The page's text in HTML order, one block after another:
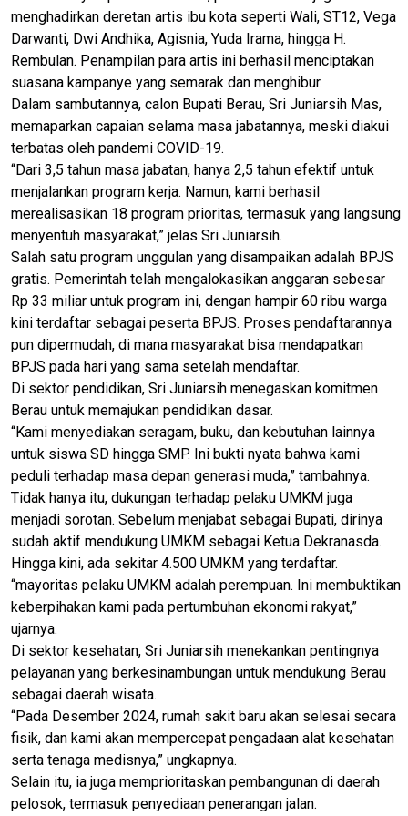
menghadirkan deretan artis ibu kota seperti Wali, ST12, Vega
Darwanti, Dwi Andhika, Agisnia, Yuda Irama, hingga H.
Rembulan. Penampilan para artis ini berhasil menciptakan
suasana kampanye yang semarak dan menghibur.
Dalam sambutannya, calon Bupati Berau, Sri Juniarsih Mas,
memaparkan capaian selama masa jabatannya, meski diakui
terbatas oleh pandemi COVID-19.
“Dari 3,5 tahun masa jabatan, hanya 2,5 tahun efektif untuk
menjalankan program kerja. Namun, kami berhasil
merealisasikan 18 program prioritas, termasuk yang langsung
menyentuh masyarakat,” jelas Sri Juniarsih.
Salah satu program unggulan yang disampaikan adalah BPJS
gratis. Pemerintah telah mengalokasikan anggaran sebesar
Rp 33 miliar untuk program ini, dengan hampir 60 ribu warga
kini terdaftar sebagai peserta BPJS. Proses pendaftarannya
pun dipermudah, di mana masyarakat bisa mendapatkan
BPJS pada hari yang sama setelah mendaftar.
Di sektor pendidikan, Sri Juniarsih menegaskan komitmen
Berau untuk memajukan pendidikan dasar.
“Kami menyediakan seragam, buku, dan kebutuhan lainnya
untuk siswa SD hingga SMP. Ini bukti nyata bahwa kami
peduli terhadap masa depan generasi muda,” tambahnya.
Tidak hanya itu, dukungan terhadap pelaku UMKM juga
menjadi sorotan. Sebelum menjabat sebagai Bupati, dirinya
sudah aktif mendukung UMKM sebagai Ketua Dekranasda.
Hingga kini, ada sekitar 4.500 UMKM yang terdaftar.
“mayoritas pelaku UMKM adalah perempuan. Ini membuktikan
keberpihakan kami pada pertumbuhan ekonomi rakyat,”
ujarnya.
Di sektor kesehatan, Sri Juniarsih menekankan pentingnya
pelayanan yang berkesinambungan untuk mendukung Berau
sebagai daerah wisata.
“Pada Desember 2024, rumah sakit baru akan selesai secara
fisik, dan kami akan mempercepat pengadaan alat kesehatan
serta tenaga medisnya,” ungkapnya.
Selain itu, ia juga memprioritaskan pembangunan di daerah
pelosok, termasuk penyediaan penerangan jalan.